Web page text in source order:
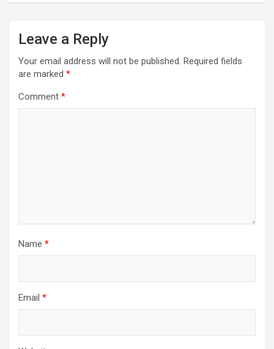
Leave a Reply
Your email address will not be published. Required fields
are marked *
Comment *
Name *
Email *